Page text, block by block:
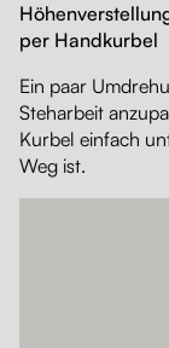
per Handkurbel
Ein paar
Steharbeit
Kurbel einfach
Weg ist.